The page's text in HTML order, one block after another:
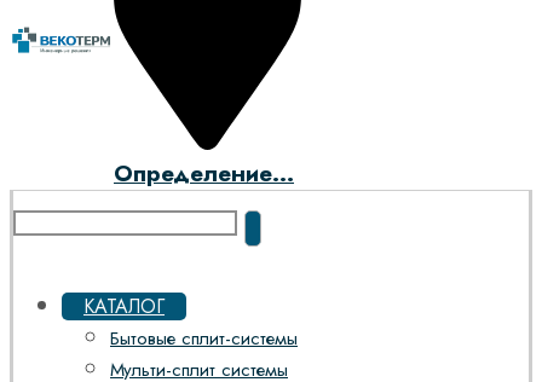
Определение...
КАТАЛОГ
Бытовые сплит-системы
Мульти-сплит системы